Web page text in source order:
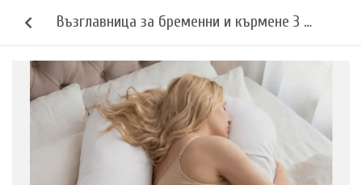
Възглавница за бременни и кърмене 3 в